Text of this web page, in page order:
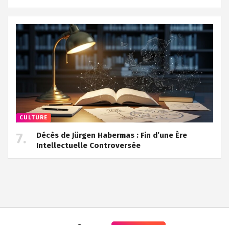
CULTURE
Décès de Jürgen Habermas : Fin d’une Ère
Intellectuelle Controversée